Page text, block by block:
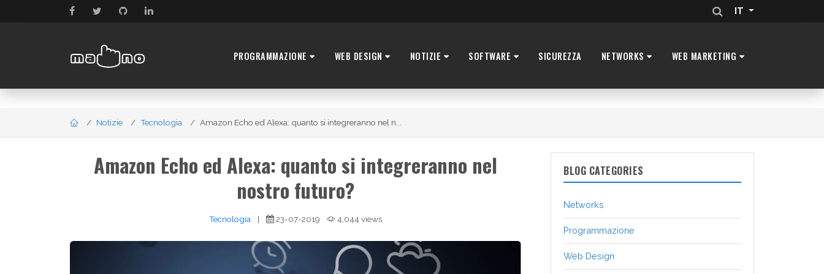
IT
PROGRAMMAZIONE WEB DESIGN NOTIZIE SOFTWARE SICUREZZA NETWORKS WEB MARKETING
Notizie Tecnologia Amazon Echo ed Alexa: quanto si integreranno nel n...
Amazon Echo ed Alexa: quanto si integreranno nel
nostro futuro?
Tecnologia | 23-07-2019 4,044 views
BLOG CATEGORIES
Networks
Programmazione
Web Design